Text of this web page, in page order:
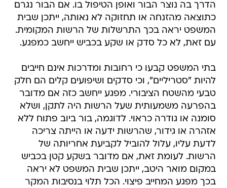
הדרך בה נוצר הבור ואופן הטיפול בו. אם הבור נגרם
כתוצאה מהזנחה או תחזוקה לא נאותה, ייתכן שבית
המשפט יראה בכך התרשלות של הרשות המקומית.
עם זאת, לא כל סדק או שקע בכביש ייחשב כמפגע.
בתי המשפט קבעו כי רחובות ומדרכות אינם חייבים
להיות "סטריליים", וכי סדקים ושיפועים קלים הם חלק
טבעי מהשטח הציבורי. מפגע ייחשב כזה אם מדובר
בהפרעה משמעותית שעל הרשות היה לתקן, ושלא
סומנה או גודרה כראוי. לדוגמה, בור ביוב פתוח ללא
אזהרה או גידור, שהרשות ידעה או הייתה צריכה
לדעת עליו, עלול להוביל לקביעת אחריותה של
הרשות. לעומת זאת, אם מדובר בשקע קטן בכביש
במקום מואר היטב, ייתכן שבית המשפט לא יראה
בכך מפגע המחייב פיצוי. הכל תלוי בנסיבות המקר